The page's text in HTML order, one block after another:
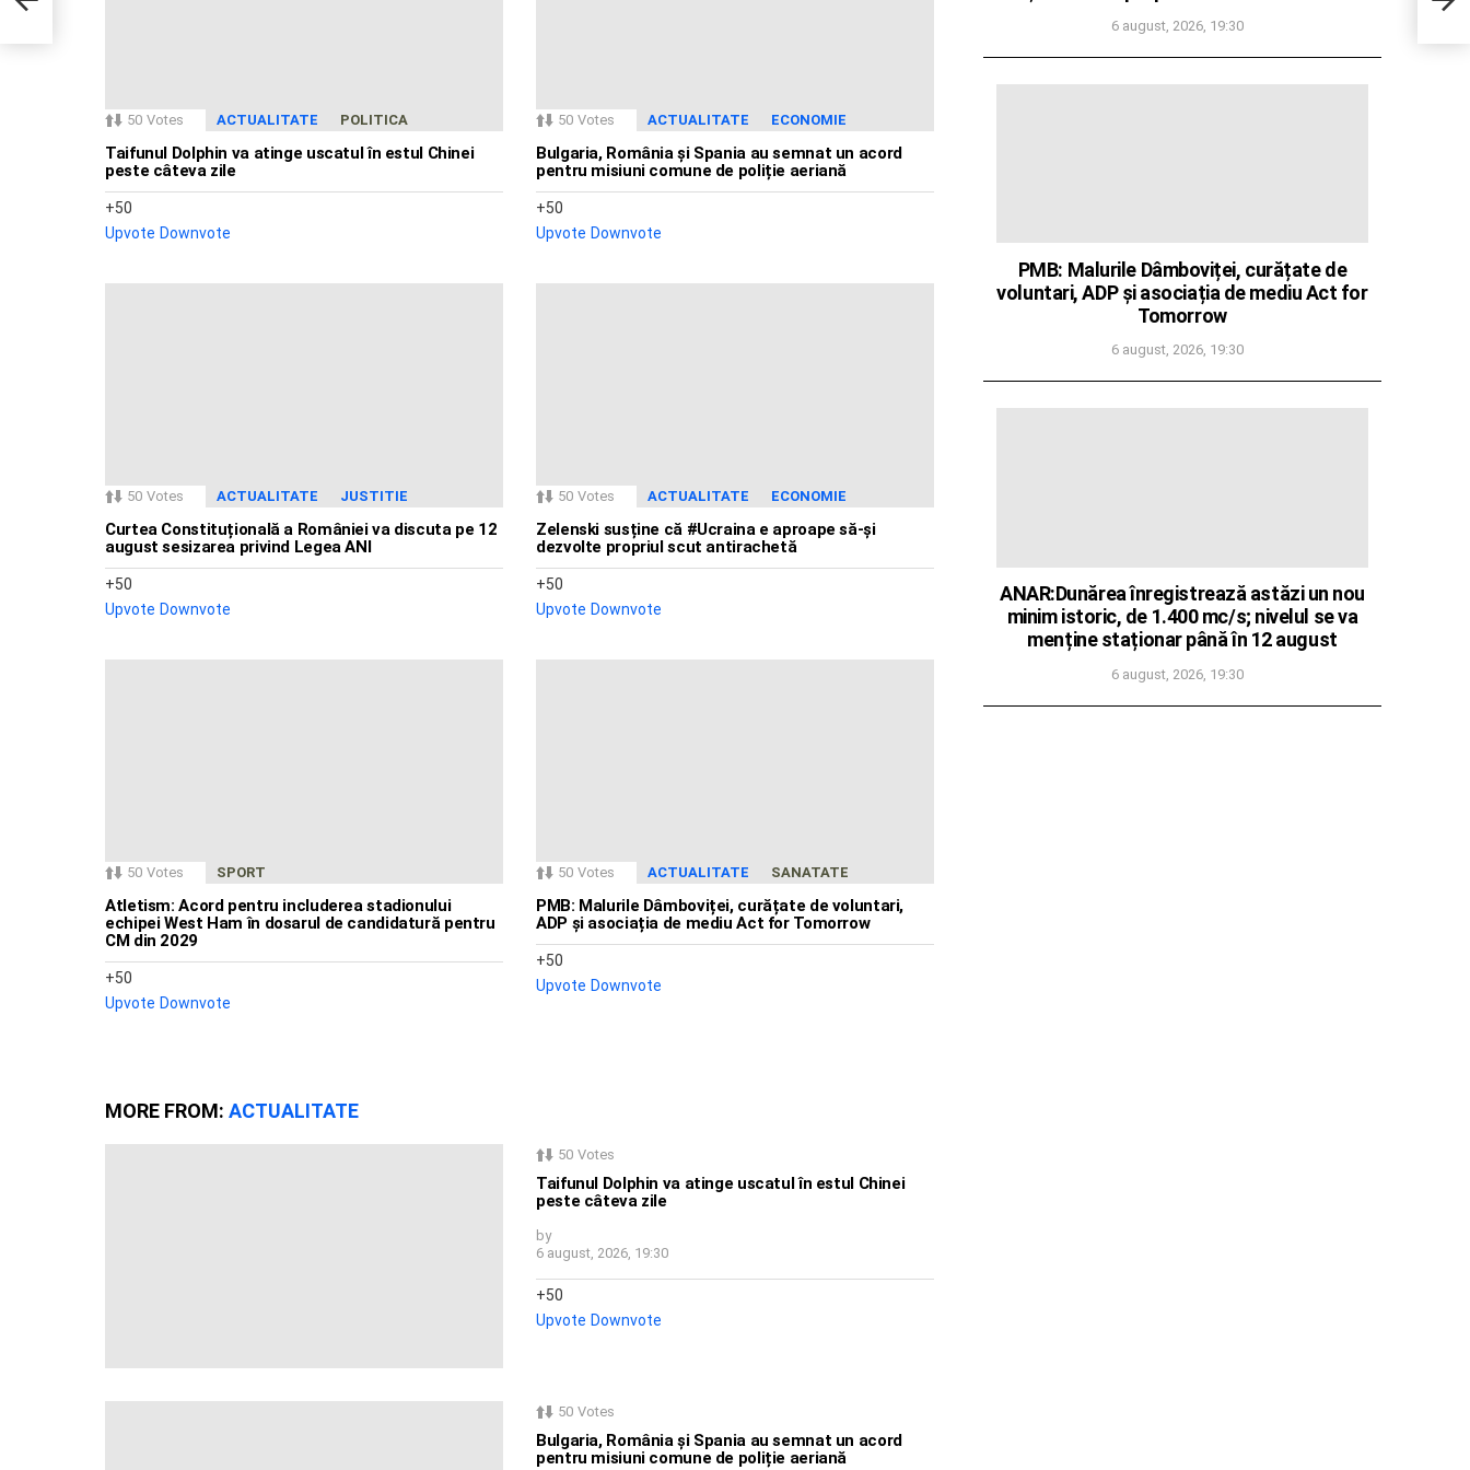
50 Votes ACTUALITATE POLITICA
Taifunul Dolphin va atinge uscatul în estul Chinei
peste câteva zile
50
Upvote Downvote
50 Votes ACTUALITATE ECONOMIE
Bulgaria, România și Spania au semnat un acord
pentru misiuni comune de poliție aeriană
50
Upvote Downvote
50 Votes ACTUALITATE JUSTITIE
Curtea Constituțională a României va discuta pe 12
august sesizarea privind Legea ANI
50
Upvote Downvote
50 Votes ACTUALITATE ECONOMIE
Zelenski susține că #Ucraina e aproape să-și
dezvolte propriul scut antirachetă
50
Upvote Downvote
50 Votes SPORT
Atletism: Acord pentru includerea stadionului
echipei West Ham în dosarul de candidatură pentru
CM din 2029
50
Upvote Downvote
50 Votes ACTUALITATE SANATATE
PMB: Malurile Dâmboviței, curățate de voluntari,
ADP și asociația de mediu Act for Tomorrow
50
Upvote Downvote
MORE FROM: ACTUALITATE
50 Votes
Taifunul Dolphin va atinge uscatul în estul Chinei
peste câteva zile
by
6 august, 2026, 19:30
50
Upvote Downvote
50 Votes
Bulgaria, România și Spania au semnat un acord
pentru misiuni comune de poliție aeriană
6 august, 2026, 19:30
PMB: Malurile Dâmboviței, curățate de
voluntari, ADP și asociația de mediu Act for
Tomorrow
6 august, 2026, 19:30
ANAR:Dunărea înregistrează astăzi un nou
minim istoric, de 1.400 mc/s; nivelul se va
menține staționar până în 12 august
6 august, 2026, 19:30